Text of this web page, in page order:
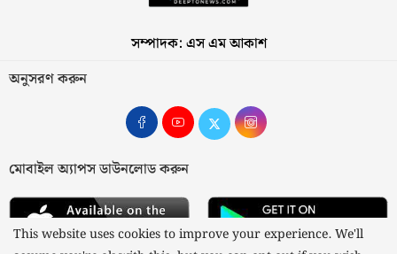
সম্পাদক: এস এম আকাশ
অনুসরণ করুন
মোবাইল অ্যাপস ডাউনলোড করুন
This website uses cookies to improve your experience. We'll